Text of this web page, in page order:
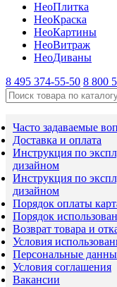
НеоПлитка
НеоКраска
НеоКартины
НеоВитраж
НеоДиваны
8 495 374-55-50 8 800
Часто задаваемые
Доставка и оплата
Инструкция по
дизайном
Инструкция по
дизайном
Порядок оплаты
Порядок
Возврат товара и
Условия
Персональные
Условия соглашения
Вакансии